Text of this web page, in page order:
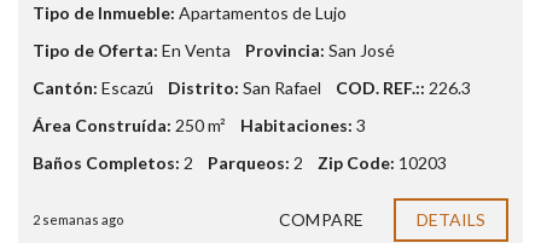
Tipo de Inmueble: Apartamentos de Lujo
Tipo de Oferta: En Venta Provincia: San José
Cantón: Escazú Distrito: San Rafael COD. REF.:: 226.3
Área Construída: 250 m² Habitaciones: 3
Baños Completos: 2 Parqueos: 2 Zip Code: 10203
2 semanas ago COMPARE DETAILS